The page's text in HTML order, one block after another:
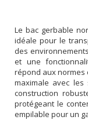
Le bac gerbable
idéale pour le
des
et une
répond aux normes
maximale avec les
construction
protégeant le
empilable pour un